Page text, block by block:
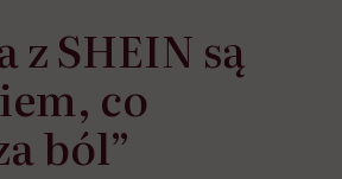
z SHEIN są
co
ból”